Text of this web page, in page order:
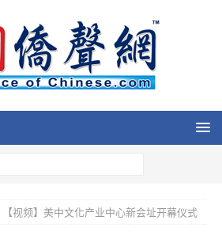
【视频】美中文化产业中心新会址开幕仪式